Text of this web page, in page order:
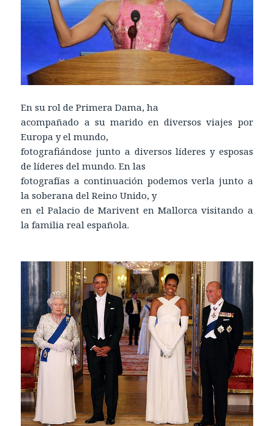
En su rol de Primera Dama, ha
acompañado a su marido en diversos viajes por
Europa y el mundo,
fotografiándose junto a diversos líderes y esposas
de líderes del mundo. En las
fotografías a continuación podemos verla junto a
la soberana del Reino Unido, y
en el Palacio de Marivent en Mallorca visitando a
la familia real española.